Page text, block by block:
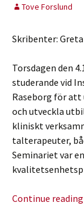
Tove Forslund
Skribenter:
Torsdagen den
studerande vid
Raseborg för att
och utveckla
kliniskt
talterapeuter,
Seminariet var
Continue reading